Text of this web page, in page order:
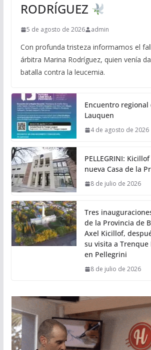
RODRÍGUEZ
5 de agosto de 2026 admin
Con profunda tristeza informamos el
árbitra Marina Rodríguez, quien venía
batalla contra la leucemia.
Encuentro regional
Lauquen
4 de agosto de 2026
PELLEGRINI:
nueva Casa de la
8 de julio de 2026
Tres
de la Provincia de
Axel Kicillof,
su visita a Trenque
en Pellegrini
8 de julio de 2026